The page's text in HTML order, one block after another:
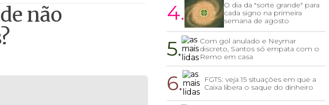
não
4.
O dia da "sorte grande" para
cada signo na primeira
semana de agosto
5.
Com gol anulado e Neymar
discreto, Santos só empata com o
Remo em casa
6.
FGTS: veja 15 situações em que a
Caixa libera o saque do dinheiro